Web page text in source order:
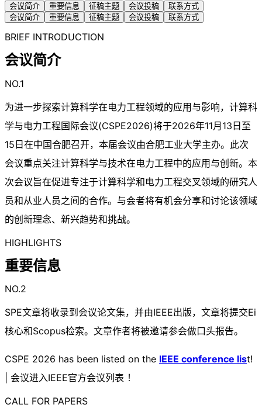
会议简介 重要信息 征稿主题 会议投稿
联系方式
会议简介
重要信息 征稿主题 会议投稿 联系方式
BRIEF INTRODUCTION
会议简介
NO.1
为进一步探索计算科学在电力工程领域的应用与影响，计算科
学与电力工程国际会议(CSPE2026)将于2026年11月13日至
15日在中国合肥召开，本届会议由合肥工业大学主办。此次
会议重点关注计算科学与技术在电力工程中的应用与创新。本
次会议旨在促进专注于计算科学和电力工程交叉领域的研究人
员和从业人员之间的合作。与会者将有机会分享和讨论该领域
的创新理念、新兴趋势和挑战。
HIGHLIGHTS
重要信息
NO.2
SPE文章将收录到会议论文集，并由IEEE出版，文章将提交Ei
核心和Scopus检索。文章作者将被邀请参会做口头报告。
CSPE 2026 has been listed on the IEEE conference list!
| 会议进入IEEE官方会议列表 ！
CALL FOR PAPERS